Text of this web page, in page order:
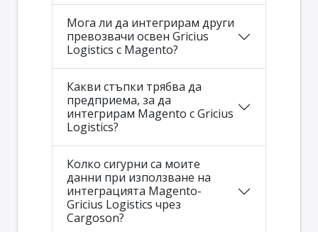
Мога ли да интегрирам други
превозвачи освен Gricius
Logistics с Magento?
Какви стъпки трябва да
предприема, за да
интегрирам Magento с Gricius
Logistics?
Колко сигурни са моите
данни при използване на
интеграцията Magento-
Gricius Logistics чрез
Cargoson?